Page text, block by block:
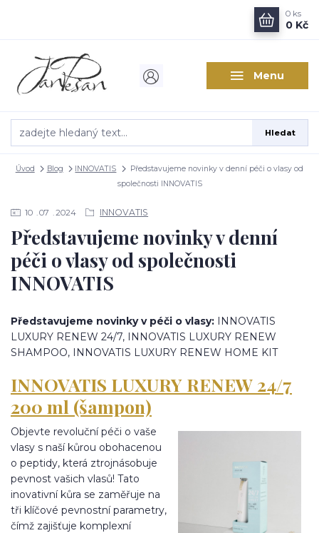
Menu
Hledat
0 ks
0 Kč
Úvod Blog INNOVATIS
Představujeme novinky v denní péči o vlasy od
společnosti INNOVATIS
10 07 2024 INNOVATIS
Představujeme novinky v denní
péči o vlasy od společnosti
INNOVATIS
Představujeme novinky v péči o vlasy: INNOVATIS
LUXURY RENEW 24/7, INNOVATIS LUXURY RENEW
SHAMPOO, INNOVATIS LUXURY RENEW HOME KIT
INNOVATIS LUXURY RENEW 24/7
200 ml (šampon)
Objevte revoluční péči o vaše
vlasy s naší kůrou obohacenou
o peptidy, která ztrojnásobuje
pevnost vašich vlasů! Tato
inovativní kůra se zaměřuje na
tři klíčové pevnostní parametry,
čímž zajišťuje komplexní